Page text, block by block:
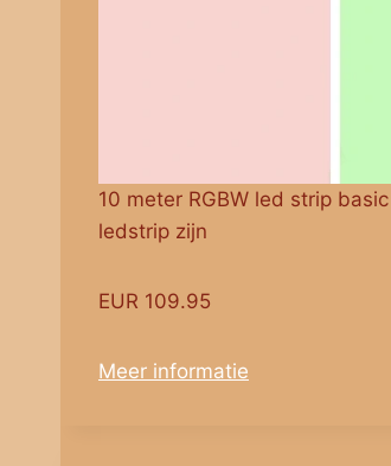
10 meter RGBW led strip
ledstrip zijn
EUR 109.95
Meer informatie